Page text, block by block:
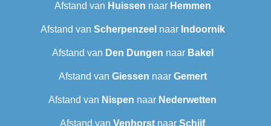
Afstand van Huissen naar Hemmen
Afstand van Scherpenzeel naar Indoornik
Afstand van Den Dungen naar Bakel
Afstand van Giessen naar Gemert
Afstand van Nispen naar Nederwetten
Afstand van Venhorst naar Schijf